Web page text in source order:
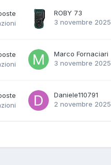
ROBY 73
3 novembre 2025
Marco Fornaciari
3 novembre 2025
Daniele110791
2 novembre 2025